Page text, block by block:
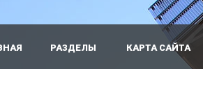
РАЗДЕЛЫ КАРТА САЙТА